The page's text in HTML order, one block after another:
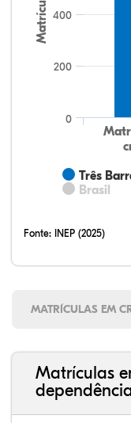
Matrículas
Três
Brasil
0
200
400
Fonte: INEP (2025)
MATRÍCULAS EM
Matrículas